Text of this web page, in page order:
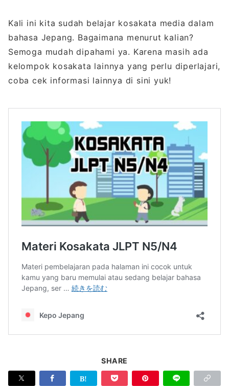
Kali ini kita sudah belajar kosakata media dalam
bahasa Jepang. Bagaimana menurut kalian?
Semoga mudah dipahami ya. Karena masih ada
kelompok kosakata lainnya yang perlu diperlajari,
coba cek informasi lainnya di sini yuk!
SHARE